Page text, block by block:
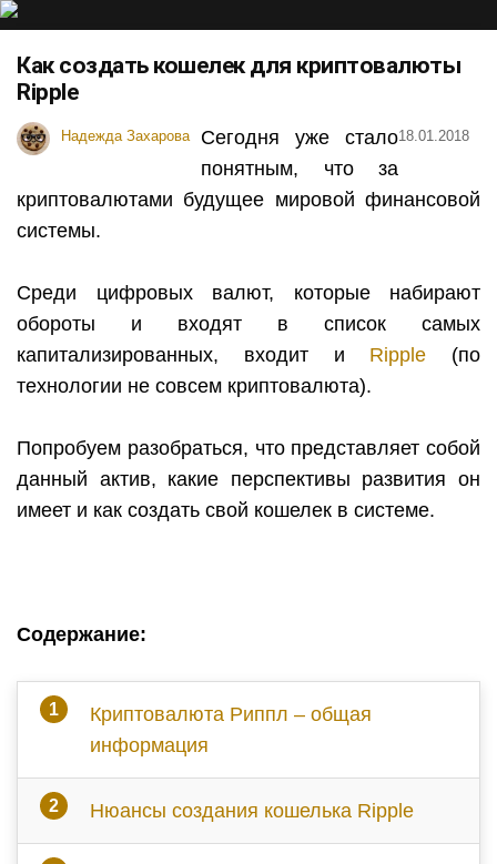
Как создать кошелек для криптовалюты
Ripple
Надежда Захарова 18.01.2018
Сегодня уже стало
понятным, что за
криптовалютами будущее мировой финансовой
системы.
Среди цифровых валют, которые набирают
обороты и входят в список самых
капитализированных, входит и Ripple (по
технологии не совсем криптовалюта).
Попробуем разобраться, что представляет собой
данный актив, какие перспективы развития он
имеет и как создать свой кошелек в системе.
Содержание:
Криптовалюта Риппл – общая
информация
Нюансы создания кошелька Ripple